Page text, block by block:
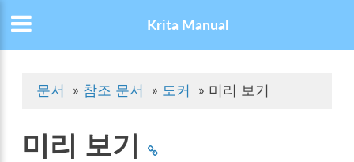
Krita Manual
문서 » 참조 문서 » 도커 » 미리 보기
미리 보기